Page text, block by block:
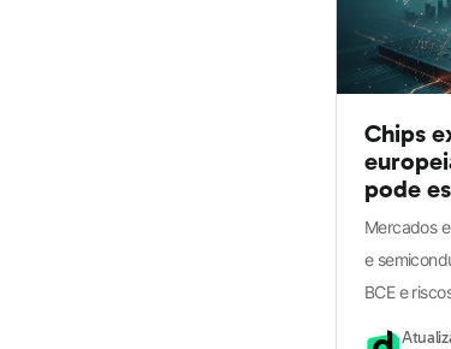
Chips
pode
Mercados
e
BCE e